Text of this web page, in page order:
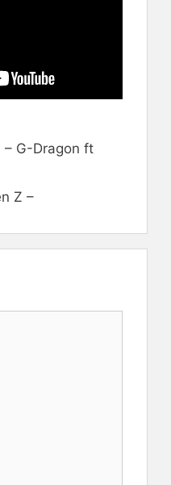
– G-Dragon ft
Z –